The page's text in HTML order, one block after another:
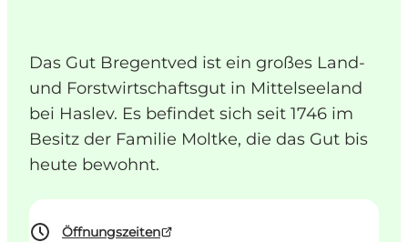
Das Gut Bregentved ist ein großes Land-
und Forstwirtschaftsgut in Mittelseeland
bei Haslev. Es befindet sich seit 1746 im
Besitz der Familie Moltke, die das Gut bis
heute bewohnt.
Öffnungszeiten